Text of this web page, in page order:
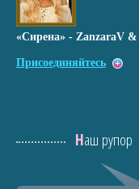
«Сирена» - ZanzaraV
Присоединяйтесь
Наш рупор